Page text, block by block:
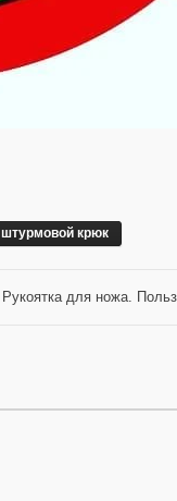
штурмовой крюк
Рукоятка для ножа.